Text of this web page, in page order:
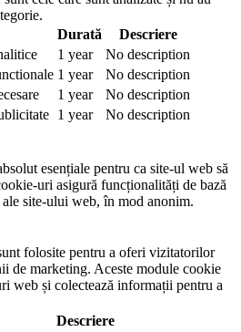
Durată
Descriere
1 year
No description
1 year
No description
1 year
No description
1 year
No description
esențiale pentru ca site-ul web să
uri asigură funcționalități de bază
site-ului web, în mod anonim.
folosite pentru a oferi vizitatorilor
de marketing. Aceste module cookie
web și colectează informații pentru a
Descriere